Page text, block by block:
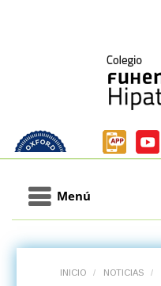
Menú
INICIO / NOTICIAS /